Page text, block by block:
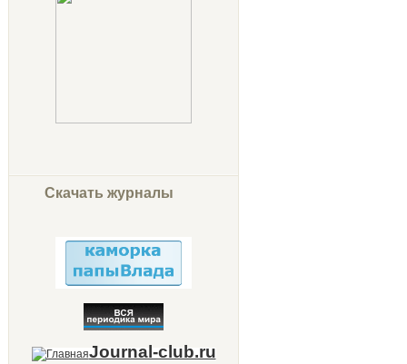
Скачать журналы
Journal-club.ru